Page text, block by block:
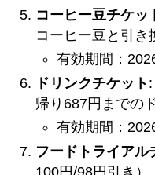
コーヒー豆チケッ
コーヒー豆と引き
有効期間：
ドリンクチケット
帰り687円までの
有効期間：
フードトライアル
100円/98円引き）